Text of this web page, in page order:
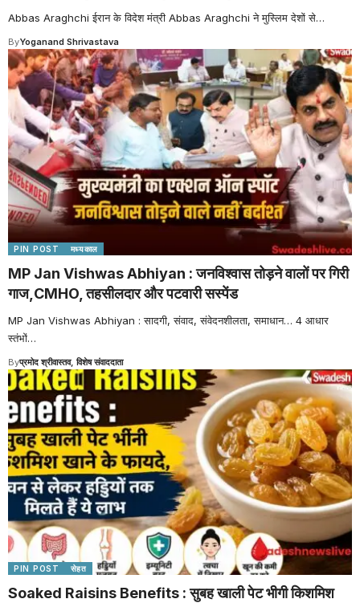
Abbas Araghchi ईरान के विदेश मंत्री Abbas Araghchi ने मुस्लिम देशों से…
ByYoganand Shrivastava
PIN POST मध्यकाल
MP Jan Vishwas Abhiyan : जनविश्वास तोड़ने वालों पर गिरी
गाज,CMHO, तहसीलदार और पटवारी सस्पेंड
MP Jan Vishwas Abhiyan : सादगी, संवाद, संवेदनशीलता, समाधान… 4 आधार
स्तंभों…
Byप्रमोद श्रीवास्तव, विशेष संवाददाता
PIN POST सेहत
Soaked Raisins Benefits : सुबह खाली पेट भीगी किशमिश